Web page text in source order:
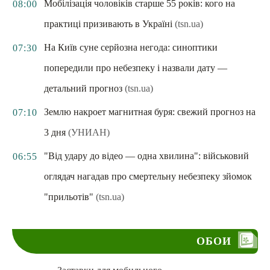
08:00
Мобілізація чоловіків старше 55 років: кого на
практиці призивають в Україні (tsn.ua)
07:30
На Київ суне серйозна негода: синоптики
попередили про небезпеку і назвали дату —
детальний прогноз (tsn.ua)
07:10
Землю накроет магнитная буря: свежий прогноз на
3 дня (УНИАН)
06:55
"Від удару до відео — одна хвилина": військовий
оглядач нагадав про смертельну небезпеку зйомок
"прильотів" (tsn.ua)
ОБОИ